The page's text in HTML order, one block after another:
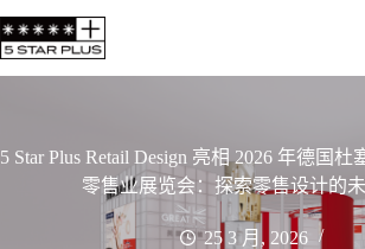
5 Star Plus Retail Design 亮相 2026 年德国
零售业展览会：探索零售设计的
25 3 月, 2026